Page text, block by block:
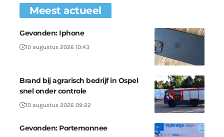
Meest actueel
Gevonden: Iphone
10 augustus 2026 10:43
Brand bij agrarisch bedrijf in Ospel
snel onder controle
10 augustus 2026 09:22
Gevonden: Portemonnee